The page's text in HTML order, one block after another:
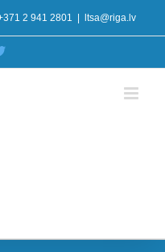
2 941 2801 ltsa@riga.lv